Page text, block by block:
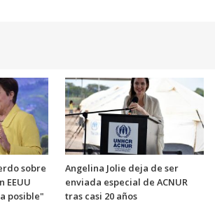
sobre
EEUU
posible"
Angelina Jolie deja de ser
enviada especial de ACNUR
tras casi 20 años